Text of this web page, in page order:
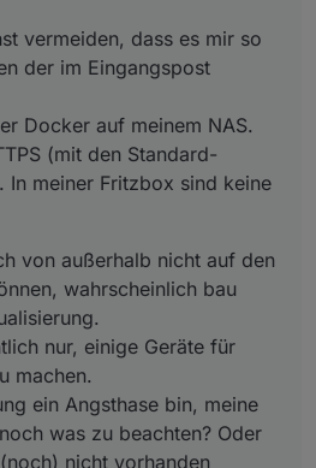
vermeiden, dass es mir so
der im Eingangspost
Docker auf meinem NAS.
(mit den Standard-
In meiner Fritzbox sind keine
von außerhalb nicht auf den
wahrscheinlich bau
nur, einige Geräte für
machen.
ein Angsthase bin, meine
was zu beachten? Oder
nicht vorhanden